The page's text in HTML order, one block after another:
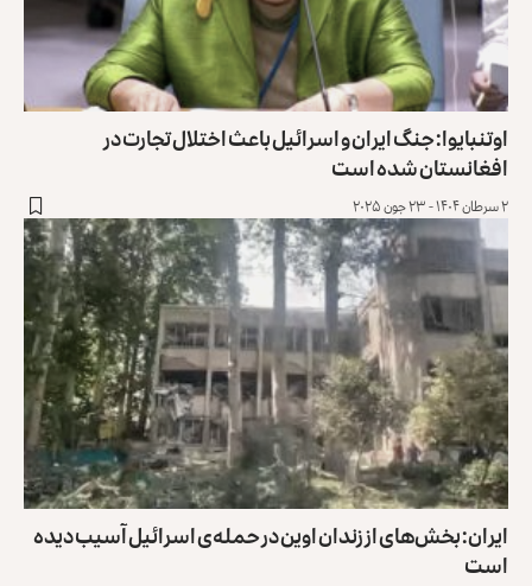
اوتنبایوا: جنگ ایران و اسرائیل باعث اختلال تجارت در
افغانستان شده است
۲ سرطان ۱۴۰۴ - ۲۳ جون ۲۰۲۵
ایران: بخش‌های از زندان اوین در حمله‌ی اسرائیل آسیب دیده
است